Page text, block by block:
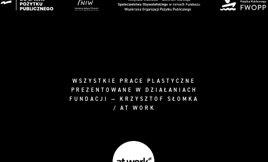
WSZYSTKIE PRACE PLASTYCZNE
PREZENTOWANE W DZIAŁANIACH
FUNDACJI — KRZYSZTOF SŁOMKA
/ AT WORK